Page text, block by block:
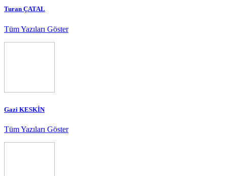
Turan ÇATAL
Tüm Yazıları Göster
Gazi KESKİN
Tüm Yazıları Göster